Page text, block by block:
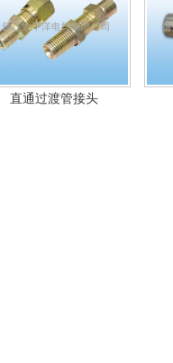
直通过渡管接头